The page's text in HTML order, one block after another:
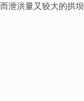
而泄洪量又较大的拱坝